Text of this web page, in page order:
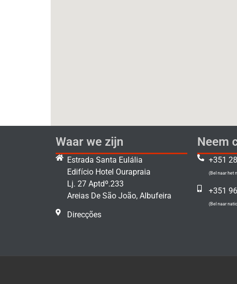
Waar we zijn
Estrada Santa Eulália
Edifício Hotel Ourapraia
Lj. 27 Aptdº.233
Areias De São João, Albufeira
Direcções
Neem
+351
(Bel naar het
+351
(Bel naar